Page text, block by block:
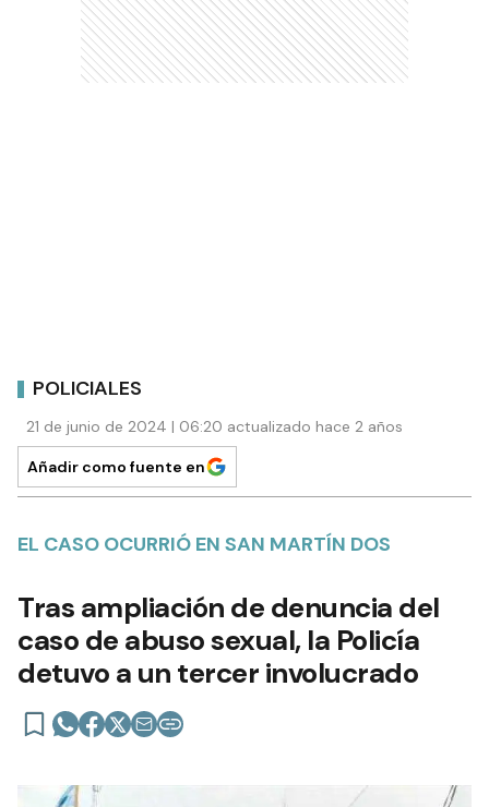
POLICIALES
21 de junio de 2024 | 06:20 actualizado hace 2 años
Añadir como fuente en
EL CASO OCURRIÓ EN SAN MARTÍN DOS
Tras ampliación de denuncia del
caso de abuso sexual, la Policía
detuvo a un tercer involucrado